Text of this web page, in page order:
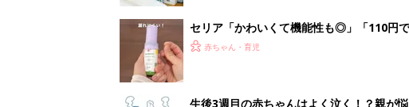
セリア「かわいくて機能性も◎」「110円
赤ちゃん・育児
生後3週目の赤ちゃんはよく泣く！？親が